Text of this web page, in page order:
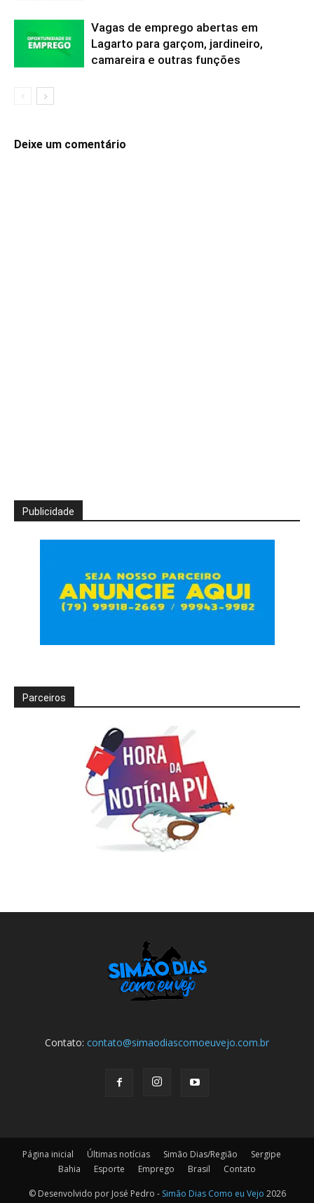
Vagas de emprego abertas em
Lagarto para garçom, jardineiro,
camareira e outras funções
Deixe um comentário
Publicidade
Parceiros
Contato: contato@simaodiascomoeuvejo.com.br
Página inicial Últimas notícias Simão Dias/Região
Sergipe
Bahia
Esporte Emprego Brasil Contato
© Desenvolvido por José Pedro - Simão Dias Como eu Vejo 2026